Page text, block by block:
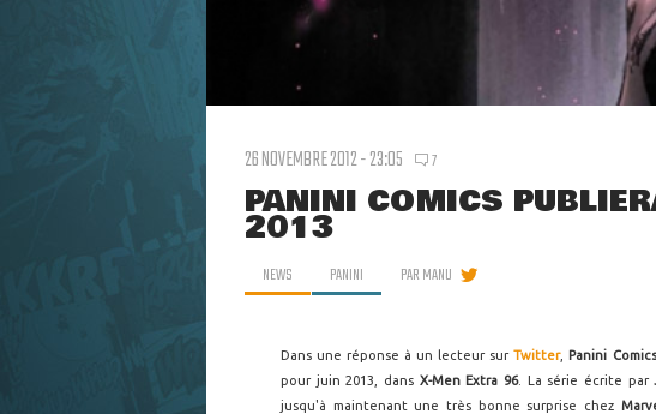
26 NOVEMBRE 2012 - 23:05 7
PANINI COMICS
2013
NEWS PANINI PARMANU
Dans une réponse à un lecteur surTwitter, Panini
pour juin 2013, dans X-Men Extra 96. La série écrite par
jusqu'à maintenant une très bonne surprise chez